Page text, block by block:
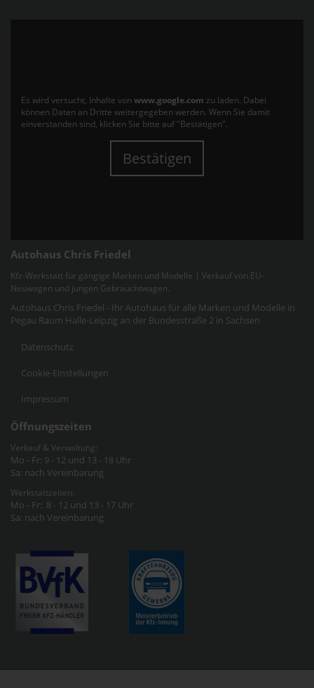
Es wird versucht, Inhalte von www.google.com zu laden. Dabei
können Daten an Dritte weitergegeben werden. Wenn Sie damit
einverstanden sind, klicken Sie bitte auf "Bestätigen".
Bestätigen
Autohaus Chris Friedel
Kfz-Werkstatt für gängige Marken und Modelle | Verkauf von EU-
Neuwagen und jungen Gebrauchtwagen.
Autohaus Chris Friedel - Ihr Autohaus für alle Marken und Modelle in
Pegau Raum Halle-Leipzig an der Bundesstraße 2 in Sachsen
Datenschutz
Cookie-Einstellungen
Impressum
Öffnungszeiten
Verkauf & Verwaltung:
Mo - Fr: 9 - 12 und 13 - 18 Uhr
Sa: nach Vereinbarung
Werkstattzeiten:
Mo - Fr: 8 - 12 und 13 - 17 Uhr
Sa: nach Vereinbarung